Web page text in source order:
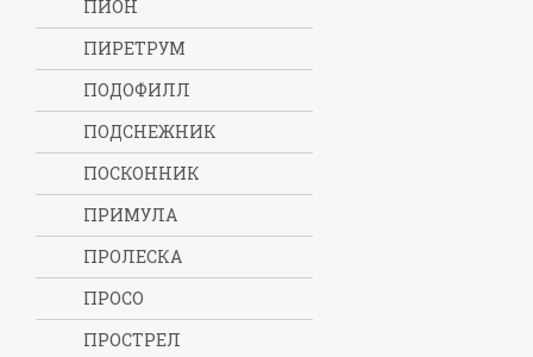
ПИОН
ПИРЕТРУМ
ПОДОФИЛЛ
ПОДСНЕЖНИК
ПОСКОННИК
ПРИМУЛА
ПРОЛЕСКА
ПРОСО
ПРОСТРЕЛ